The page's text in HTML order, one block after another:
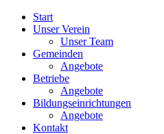
Start
Unser Verein
Unser Team
Gemeinden
Angebote
Betriebe
Angebote
Bildungseinrichtungen
Angebote
Kontakt